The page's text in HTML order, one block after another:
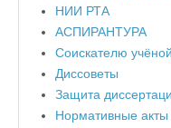
НИИ РТА
АСПИРАНТУРА
Соискателю
Диссоветы
Защита
Нормативные акты